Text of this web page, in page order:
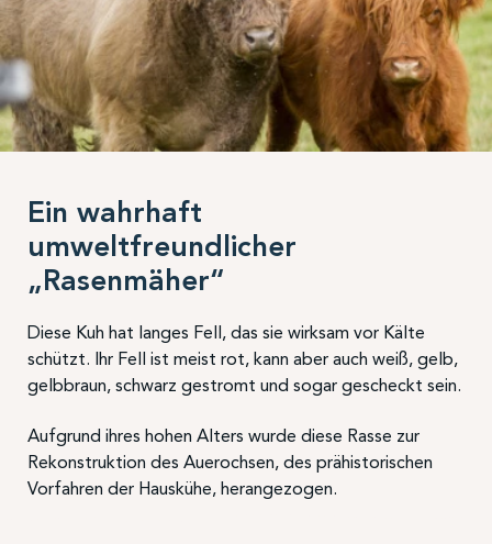
Ein wahrhaft
umweltfreundlicher
„Rasenmäher“
Diese Kuh hat langes Fell, das sie wirksam vor Kälte
schützt. Ihr Fell ist meist rot, kann aber auch weiß, gelb,
gelbbraun, schwarz gestromt und sogar gescheckt sein.
Aufgrund ihres hohen Alters wurde diese Rasse zur
Rekonstruktion des Auerochsen, des prähistorischen
Vorfahren der Hauskühe, herangezogen.